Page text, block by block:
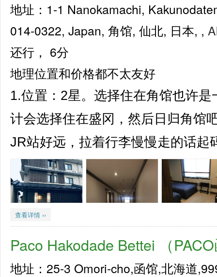
地址：1-1 Nanokamachi,
014-0322, Japan, 角馆, 仙北, 日本, ,
还行， 6分
地理位置和价格都不太友好
1.位置：2星。选择住在角馆也许
计会选择住在盛冈，然后日归角馆
JR站好远，拉着行李慢慢走的话起
查看详情 ››
Paco Hakodade Bettei （
地址：25-3 Omori-cho,函馆,北海道